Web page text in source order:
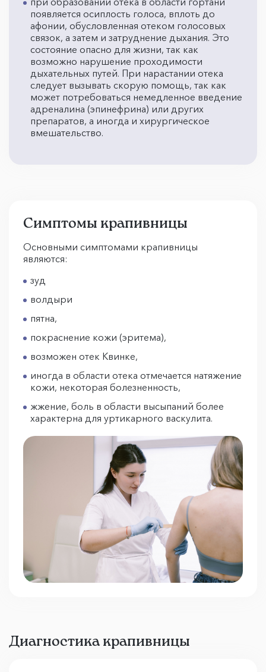
появляется осиплость голоса, вплоть до
афонии, обусловленная отеком голосовых
связок, а затем и затруднение дыхания. Это
состояние опасно для жизни, так как
возможно нарушение проходимости
дыхательных путей. При нарастании отека
следует вызывать скорую помощь, так как
может потребоваться немедленное введение
адреналина (эпинефрина) или других
препаратов, а иногда и хирургическое
вмешательство.
Симптомы крапивницы
Основными симптомами крапивницы
являются:
зуд
волдыри
пятна,
покраснение кожи (эритема),
возможен отек Квинке,
иногда в области отека отмечается натяжение
кожи, некоторая болезненность,
жжение, боль в области высыпаний более
характерна для уртикарного васкулита.
Диагностика крапивницы